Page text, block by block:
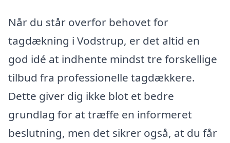
Når du står overfor behovet for
tagdækning i Vodstrup, er det altid en
god idé at indhente mindst tre forskellige
tilbud fra professionelle tagdækkere.
Dette giver dig ikke blot et bedre
grundlag for at træffe en informeret
beslutning, men det sikrer også, at du får